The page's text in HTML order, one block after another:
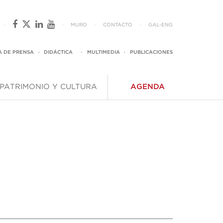
· · MURO · CONTACTO · GAL- ENG
DE PRENSA · DIDÁCTICA · MULTIMEDIA · PUBLICACIONES
PATRIMONIO Y CULTURA AGENDA